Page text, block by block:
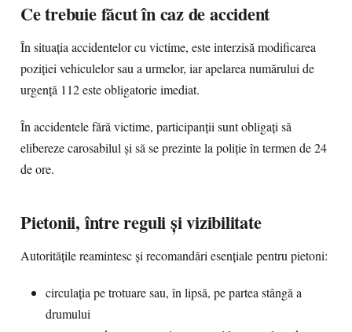
Ce trebuie făcut în caz de accident
În situația accidentelor cu victime, este interzisă modificarea
poziției vehiculelor sau a urmelor, iar apelarea numărului de
urgență 112 este obligatorie imediat.
În accidentele fără victime, participanții sunt obligați să
elibereze carosabilul și să se prezinte la poliție în termen de 24
de ore.
Pietonii, între reguli și vizibilitate
Autoritățile reamintesc și recomandări esențiale pentru pietoni:
circulația pe trotuare sau, în lipsă, pe partea stângă a
drumului